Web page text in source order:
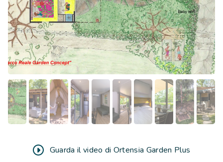
e sedute, ombreggiante, doccia esterna e lavello per le
stoviglie.
La Tenda Baby è dedicata ai più piccoli, per fargli
sperimentare in tutta sicurezza e comodità il campeggio
tradizionale.
Dettagli:
Camera con letto matrimoniale (190 cm x 140 cm)
1 camera con 3 letti singoli (80 cm x 190 cm) di cui
uno estraibile
privato nella stanza matrimoniale con doccia XXL
Guarda il video di Ortensia Garden Plus